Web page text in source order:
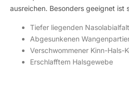
ausreichen. Besonders geeignet ist
Tiefer liegenden
Abgesunkenen
Verschwommener Kinn-Hals-
Erschlafftem Halsgewebe